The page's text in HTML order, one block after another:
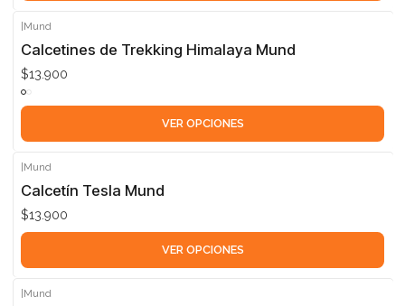
|Mund
Calcetines de Trekking Himalaya Mund
$13.900
VER OPCIONES
Mund
Calcetín Tesla Mund
$13.900
VER OPCIONES
|Mund